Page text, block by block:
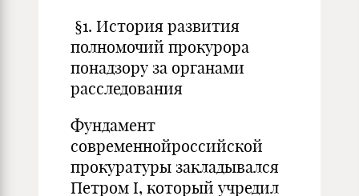
§1. История развития
полномочий прокурора
понадзору за органами
расследования
Фундамент
современнойроссийской
прокуратуры закладывался
Петром I, который учредил